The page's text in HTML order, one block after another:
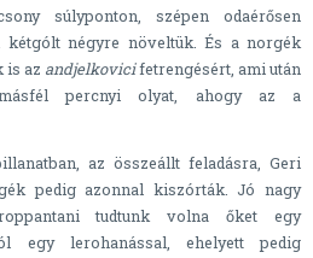
súlyponton, szépen odaérősen
kétgólt négyre növeltük. És a norgék
is az andjelkovicifetrengésért, ami után
percnyi olyat, ahogy az a
az összeállt feladásra, Geri
pedig azonnal kiszórták. Jó nagy
tudtunk volna őket egy
egy lerohanással, ehelyett pedig